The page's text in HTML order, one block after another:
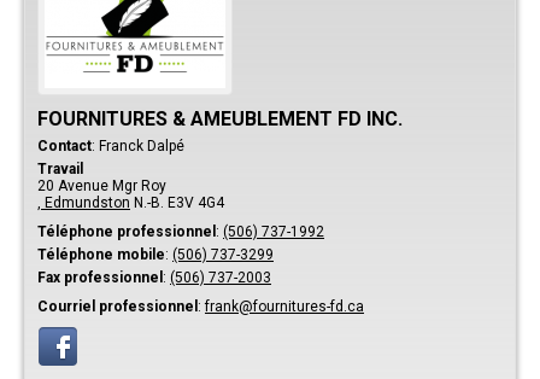
FOURNITURES & AMEUBLEMENT FD INC.
Contact: Franck Dalpé
Travail
20 Avenue Mgr Roy
, Edmundston N.-B. E3V 4G4
Téléphone professionnel : (506) 737-1992
Téléphone mobile: (506) 737-3299
Fax professionnel : (506) 737-2003
Courriel professionnel : frank@fournitures-fd.ca